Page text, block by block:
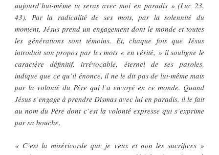
aujourd’hui-même tu seras avec moi en paradis » (Luc 23,
43). Par la radicalité de ses mots, par la solennité du
moment, Jésus prend un engagement dont le monde et toutes
les générations sont témoins. Et, chaque fois que Jésus
introduit son propos par les mots « en vérité, » il souligne le
caractère définitif, irrévocable, éternel de ses paroles,
indique que ce qu’il énonce, il ne le dit pas de lui-même mais
par la volonté du Père qui l’a envoyé en ce monde. Quand
Jésus s’engage à prendre Dismas avec lui en paradis, il le fait
au nom du Père dont c’est la volonté expresse qui s’exprime
par sa bouche.
« C’est la miséricorde que je veux et non les sacrifices »